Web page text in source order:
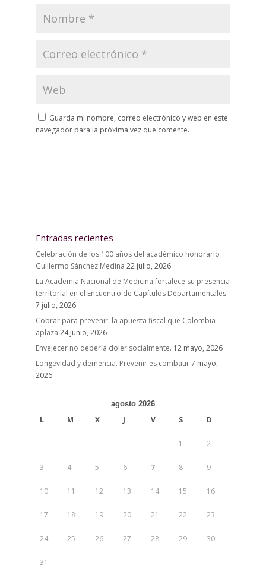
Guarda mi nombre, correo electrónico y web en este
navegador para la próxima vez que comente.
Entradas recientes
Celebración de los 100 años del académico honorario
Guillermo Sánchez Medina 22 julio, 2026
La Academia Nacional de Medicina fortalece su presencia
territorial en el Encuentro de Capítulos Departamentales
7 julio, 2026
Cobrar para prevenir: la apuesta fiscal que Colombia
aplaza 24 junio, 2026
Envejecer no debería doler socialmente. 12 mayo, 2026
Longevidad y demencia. Prevenir es combatir7 mayo,
2026
agosto 2026
L M X J V S D
1 2
3 4 5 6 7 8 9
10 11 12 13 14 15 16
17 18 19 20 21 22 23
24 25 26 27 28 29 30
31